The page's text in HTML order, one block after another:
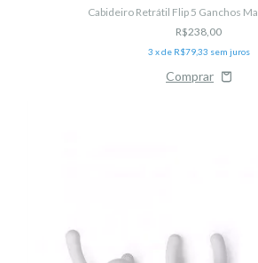
Cabideiro Retrátil Flip 5 Ganchos
R$238,00
3 x de R$79,33 sem juros